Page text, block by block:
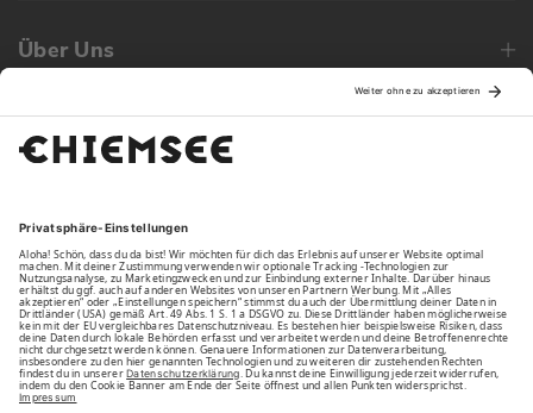
Über Uns
Family
Unsere Vorteile
Unsere Partner